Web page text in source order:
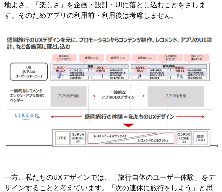
地よさ」「楽しさ」を企画・設計・UIに落とし込むことをさしま
す。そのためアプリの利用前・利用後は考慮しません。
一方、私たちのUXデザインでは、「旅行自体のユーザー体験」をデ
ザインすることと考えています。「次の連休に旅行をしよう」と思